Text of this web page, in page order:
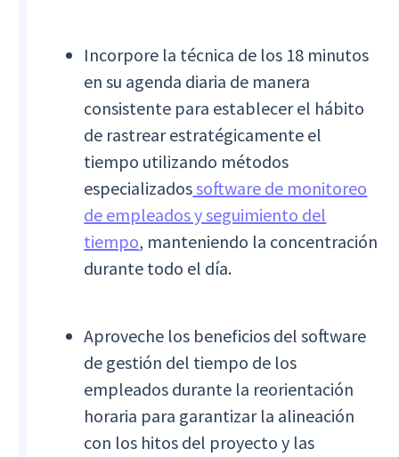
Incorpore la técnica de los 18 minutos
en su agenda diaria de manera
consistente para establecer el hábito
de rastrear estratégicamente el
tiempo utilizando métodos
especializadossoftware de monitoreo
de empleados y seguimiento del
tiempo, manteniendo la concentración
durante todo el día.
Aproveche los beneficios del software
de gestión del tiempo de los
empleados durante la reorientación
horaria para garantizar la alineación
con los hitos del proyecto y las